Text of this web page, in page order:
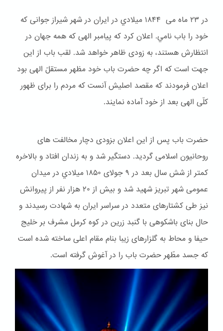
در ۲۳ ماه می ۱۸۴۴ ميلادي در ایران در شهر شیراز جوانی که
خود را باب نامي. اعلان کرد که پیامبر الهی که همه جهان در
انتظارش هستند، به زودی ظاهر خواهد شد. لقب باب از این
جهت است که اگر چه حضرت باب خود مظهر مستقلّ الهی بود
اعلان فرمودند که مقصد اصلیش آنست که مردم را برای ظهور
کلّی الهی بعد از خود آماده نمایند.
حضرت باب پس از این اعلان بزودی دچار مخالفت های
روحانیون اسلامی گردید. دستگیر شد و به زندان افتاد و بالاخره
کمتر از شش سال بعد در ۹ جولای ۱۸۵۰ ميلادي در میدان
عمومی شهر تبریز شهید شد و بیش از ۲۰ هزار نفر از پیروانش
نیز طی کشتارهای متعدد در سراسر ایران به شهادت رسیدند و
حال بنای باشكوهی با گنبد زرین در کوه کرمل مشرف بر خلیج
حیفا و محاط به گلزارهای زیبا بنام مقام اعلی ساخته شده است
که جسد مطّهر حضرت باب را در آغوش گرفته است.